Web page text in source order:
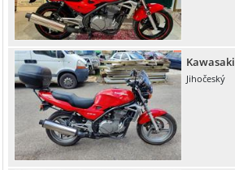
Kawasaki
Jihočeský